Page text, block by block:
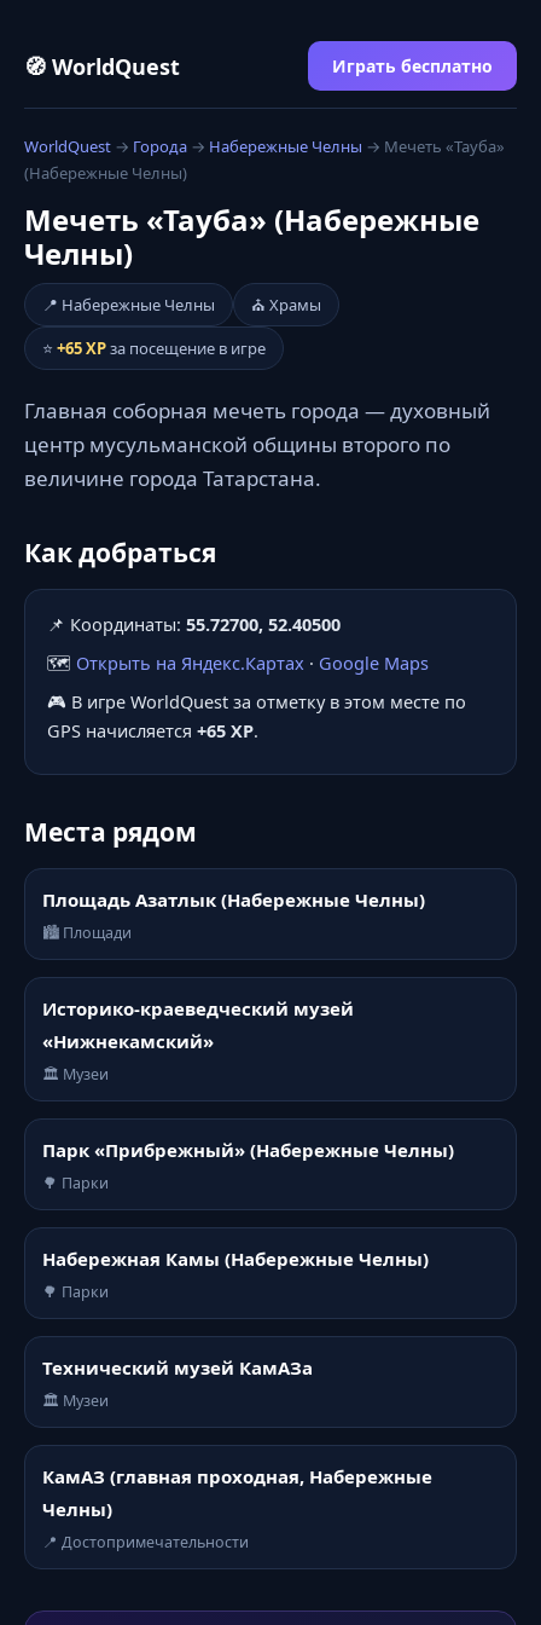
🧭 WorldQuest Играть бесплатно
WorldQuest → Города → Набережные Челны → Мечеть «Тауба»
(Набережные Челны)
Мечеть «Тауба» (Набережные
Челны)
📍 Набережные Челны
⛪ Храмы
⭐ +65 XPза посещение в игре
Главная соборная мечеть города — духовный
центр мусульманской общины второго по
величине города Татарстана.
Как добраться
📌 Координаты: 55.72700, 52.40500
🗺️ Открыть на Яндекс.Картах · Google Maps
🎮 В игре WorldQuest за отметку в этом месте по
GPS начисляется +65 XP.
Места рядом
Площадь Азатлык (Набережные Челны)
🏙️ Площади
Историко-краеведческий музей
«Нижнекамский»
🏛️ Музеи
Парк «Прибрежный» (Набережные Челны)
🌳 Парки
Набережная Камы (Набережные Челны)
🌳 Парки
Технический музей КамАЗа
🏛️ Музеи
КамАЗ (главная проходная, Набережные
Челны)
📍 Достопримечательности